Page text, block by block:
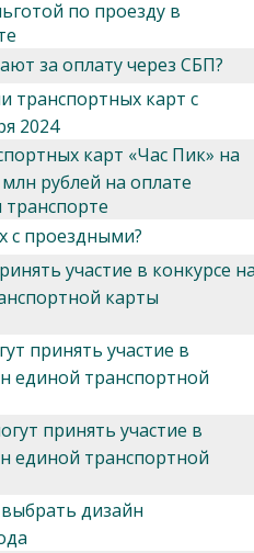
по проезду в
за оплату через СБП?
транспортных карт с
2024
карт «Час Пик» на
рублей на оплате
с проездными?
участие в конкурсе
карты
принять участие в
единой транспортной
принять участие в
единой транспортной
дизайн